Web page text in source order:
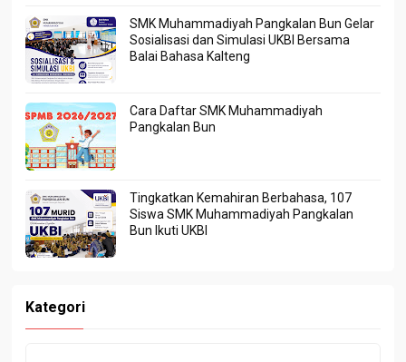
SMK Muhammadiyah Pangkalan Bun Gelar
Sosialisasi dan Simulasi UKBI Bersama
Balai Bahasa Kalteng
Cara Daftar SMK Muhammadiyah
Pangkalan Bun
Tingkatkan Kemahiran Berbahasa, 107
Siswa SMK Muhammadiyah Pangkalan
Bun Ikuti UKBI
Kategori